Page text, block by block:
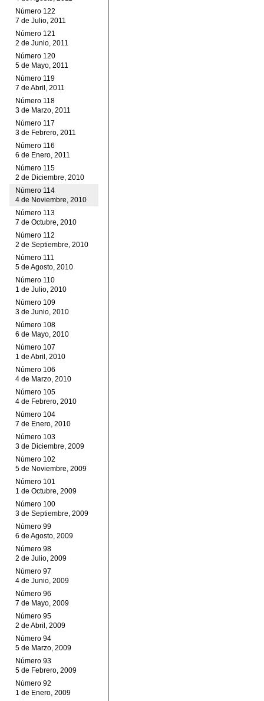
Número 122
7 de Julio, 2011
Número 121
2 de Junio, 2011
Número 120
5 de Mayo, 2011
Número 119
7 de Abril, 2011
Número 118
3 de Marzo, 2011
Número 117
3 de Febrero, 2011
Número 116
6 de Enero, 2011
Número 115
2 de Diciembre, 2010
Número 114
4 de Noviembre, 2010
Número 113
7 de Octubre, 2010
Número 112
2 de Septiembre, 2010
Número 111
5 de Agosto, 2010
Número 110
1 de Julio, 2010
Número 109
3 de Junio, 2010
Número 108
6 de Mayo, 2010
Número 107
1 de Abril, 2010
Número 106
4 de Marzo, 2010
Número 105
4 de Febrero, 2010
Número 104
7 de Enero, 2010
Número 103
3 de Diciembre, 2009
Número 102
5 de Noviembre, 2009
Número 101
1 de Octubre, 2009
Número 100
3 de Septiembre, 2009
Número 99
6 de Agosto, 2009
Número 98
2 de Julio, 2009
Número 97
4 de Junio, 2009
Número 96
7 de Mayo, 2009
Número 95
2 de Abril, 2009
Número 94
5 de Marzo, 2009
Número 93
5 de Febrero, 2009
Número 92
1 de Enero, 2009